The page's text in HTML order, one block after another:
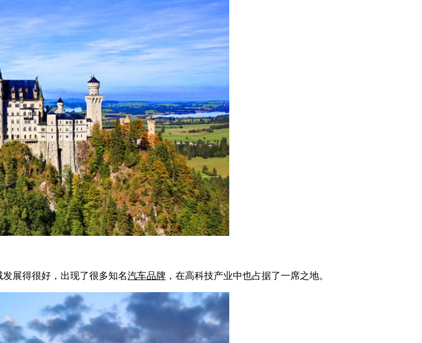
展得很好，出现了很多知名汽车品牌 ，在高科技产业中也占据了一席之地。